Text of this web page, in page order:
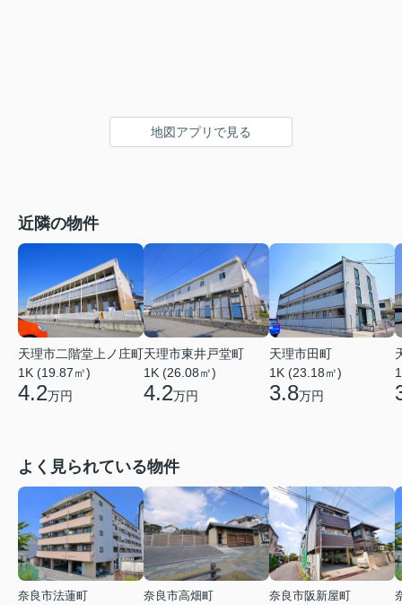
地図アプリで見る
近隣の物件
天理市二階堂上ノ庄町
1K (19.87㎡)
4.2万円
天理市東井戸堂町
1K (26.08㎡)
4.2万円
天理市田町
1K (23.18㎡)
3.8万円
よく見られている物件
奈良市法蓮町
奈良市高畑町
奈良市阪新屋町